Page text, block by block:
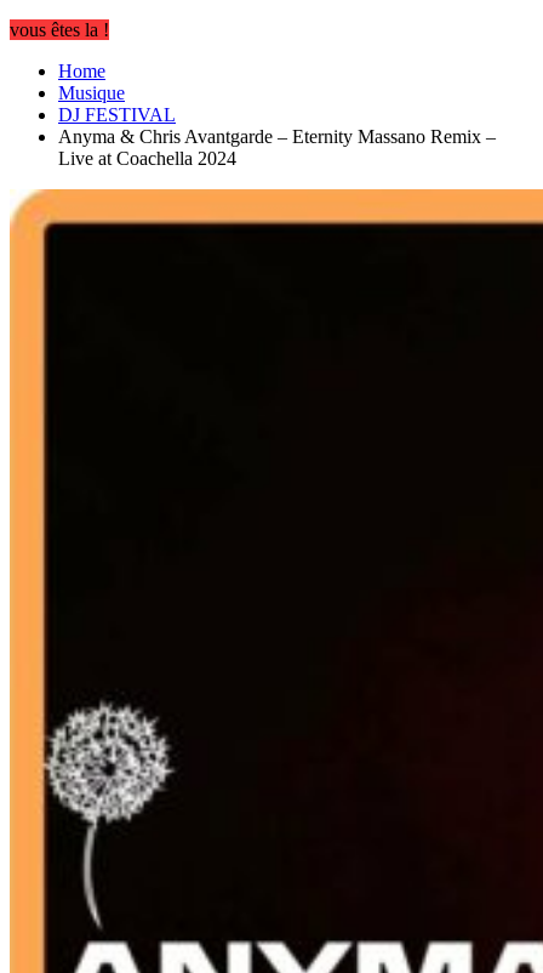
vous êtes la !
Home
Musique
DJ FESTIVAL
Anyma & Chris Avantgarde – Eternity Massano Remix –
Live at Coachella 2024